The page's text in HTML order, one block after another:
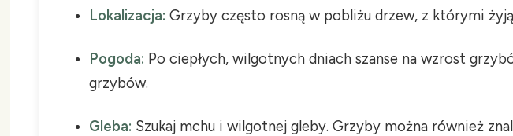
Lokalizacja: Grzyby często rosną w pobliżu drzew, z którymi
Pogoda: Po ciepłych, wilgotnych dniach szanse na wzrost
grzybów.
Gleba: Szukaj mchu i wilgotnej gleby. Grzyby można również